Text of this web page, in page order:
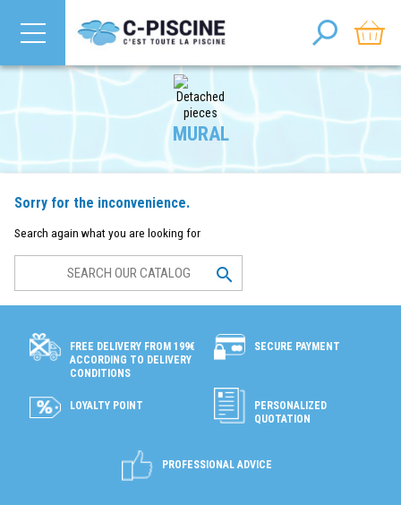
MURAL
Sorry for the inconvenience.
Search again what you are looking for

FREE DELIVERY FROM 199€
ACCORDING TO DELIVERY
CONDITIONS
SECURE PAYMENT
LOYALTY POINT
PERSONALIZED
QUOTATION
PROFESSIONAL ADVICE